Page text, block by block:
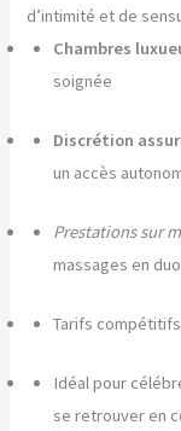
d’intimité et de
Chambres
soignée
Discrétion
un accès
Prestations sur
massages en duo
Tarifs
Idéal pour
se retrouver en